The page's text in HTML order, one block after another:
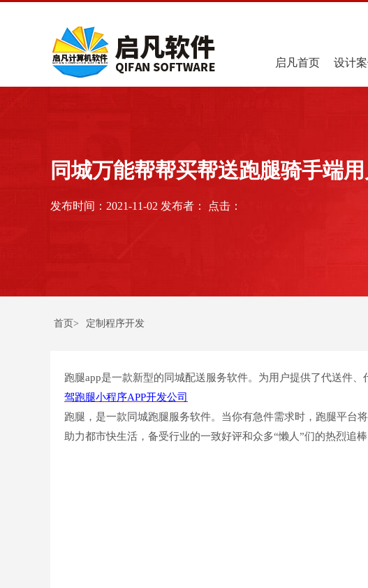
启凡首页 设计案
同城万能帮帮买帮送跑腿骑手端
发布时间：2021-11-02 发布者： 点击：
首页> 定制程序开发
跑腿app是一款新型的同城配送服务软件。为用户提供了代送件
驾跑腿小程序APP开发公司
跑腿，是一款同城跑腿服务软件。当你有急件需求时，跑腿平台
助力都市快生活，备受行业的一致好评和众多“懒人”们的热烈追棒